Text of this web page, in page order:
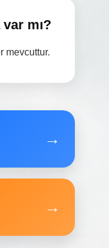
mı?
mevcuttur.
→
→